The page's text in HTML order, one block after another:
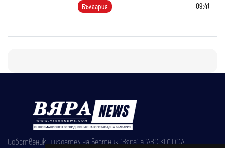
България 09:41
Собственик и издател на вестник "Вяра" е "АВС КО" ООД,